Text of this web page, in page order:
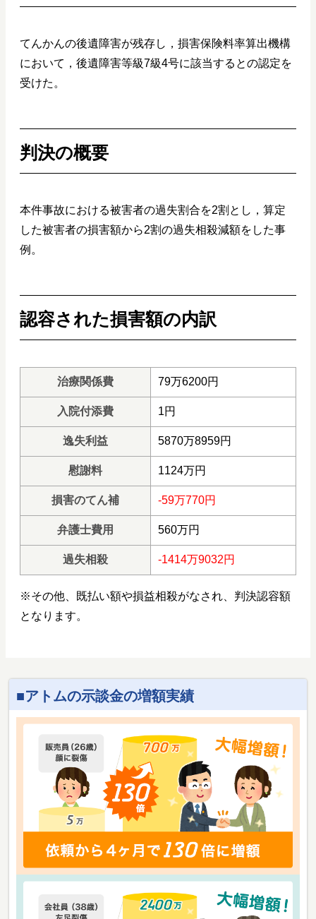
てんかんの後遺障害が残存し，損害保険料率算出機構
において，後遺障害等級7級4号に該当するとの認定を
受けた。
判決の概要
本件事故における被害者の過失割合を2割とし，算定
した被害者の損害額から2割の過失相殺減額をした事
例。
認容された損害額の内訳
治療関係費 79万6200円
入院付添費 1円
逸失利益 5870万8959円
慰謝料 1124万円
損害のてん補 -59万770円
弁護士費用 560万円
過失相殺 -1414万9032円
※その他、既払い額や損益相殺がなされ、判決認容額
となります。
アトムの示談金の増額実績